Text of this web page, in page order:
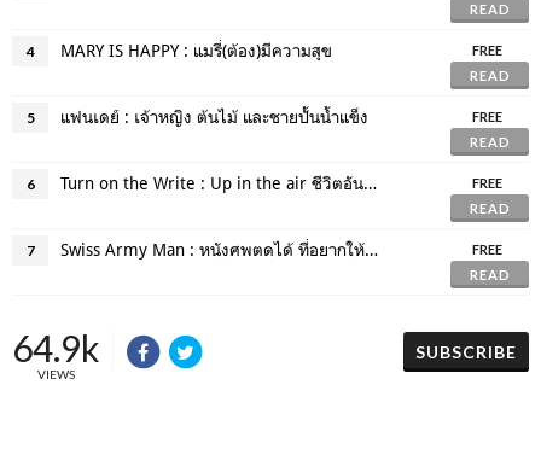
READ
4 MARY IS HAPPY : แมรี่(ต้อง)มีความสุข
FREE
READ
5 แฟนเดย์ : เจ้าหญิง ต้นไม้ และชายปั้นน้ำแข็ง
FREE
READ
6 Turn on the Write : Up in the air ชีวิตอันล่องลอย ของชายชอบบิน
FREE
READ
7 Swiss Army Man : หนังศพตดได้ ที่อยากให้คุณดู
FREE
READ
64.9k
VIEWS
SUBSCRIBE